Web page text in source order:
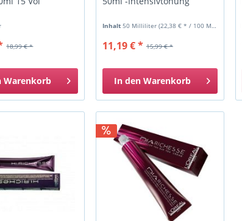
18,99 € *
Warenkorb
Inhalt 50 Milliliter (22,38 € * / 100 Milliliter)
15,99 € *
11,19 € *
In den Warenkorb